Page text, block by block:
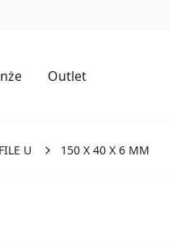
Outlet
U 150 X 40 X 6 MM